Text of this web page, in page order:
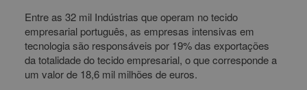
Entre as 32 mil Indústrias que operam no tecido
empresarial português, as empresas intensivas em
tecnologia são responsáveis por 19% das exportações
da totalidade do tecido empresarial, o que corresponde a
um valor de 18,6 mil milhões de euros.